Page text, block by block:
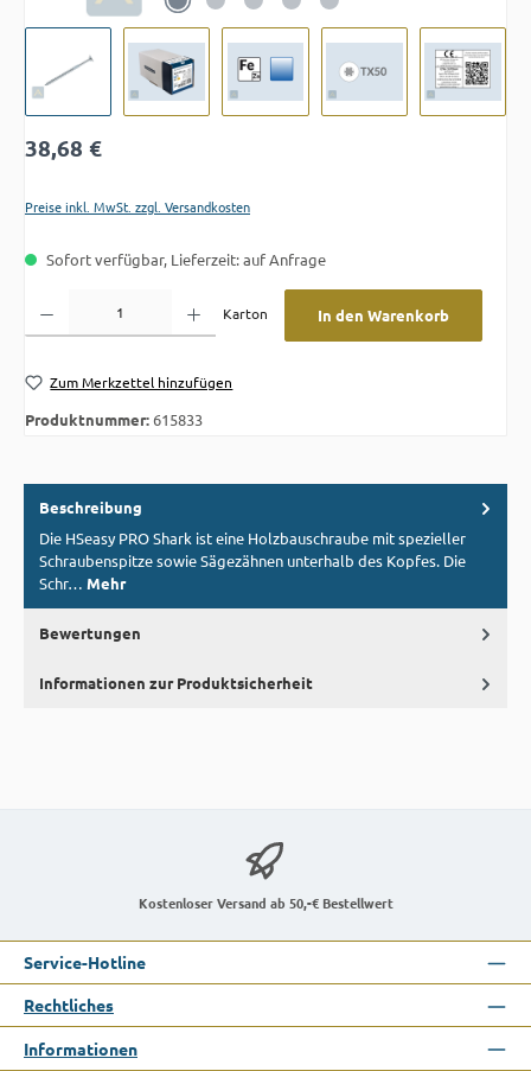
Regulärer Preis:
38,68 €
Preise inkl. MwSt. zzgl. Versandkosten
Sofort verfügbar, Lieferzeit: auf Anfrage
Karton
In den Warenkorb
Zum Merkzettel hinzufügen
Produktnummer:615833
Beschreibung
Die HSeasy PRO Shark ist eine Holzbauschraube mit spezieller
Schraubenspitze sowie Sägezähnen unterhalb des Kopfes. Die
Schr… Mehr
Bewertungen
Informationen zur Produktsicherheit
Kostenloser Versand ab 50,-€ Bestellwert
Service-Hotline
Rechtliches
Informationen